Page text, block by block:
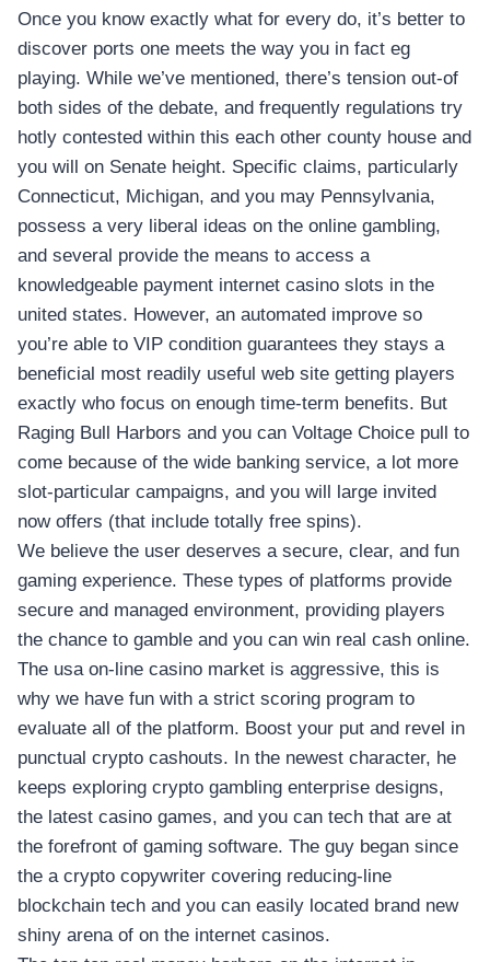
อุปกรณ์เพื่อความบันเทิง
อุปกรณ์เพื่อความบันเทิง
หูฟัง
ลำโพง
โทรทัศน์
สินค้าตามแบรนด์
Once you know exactly what for every do, it’s better to
discover ports one meets the way you in fact eg
playing. While we’ve mentioned, there’s tension out-of
both sides of the debate, and frequently regulations try
hotly contested within this each other county house and
you will on Senate height. Specific claims, particularly
Connecticut, Michigan, and you may Pennsylvania,
possess a very liberal ideas on the online gambling,
and several provide the means to access a
knowledgeable payment internet casino slots in the
united states. However, an automated improve so
you’re able to VIP condition guarantees they stays a
beneficial most readily useful web site getting players
exactly who focus on enough time-term benefits. But
Raging Bull Harbors and you can Voltage Choice pull to
come because of the wide banking service, a lot more
slot-particular campaigns, and you will large invited
now offers (that include totally free spins).
We believe the user deserves a secure, clear, and fun
gaming experience. These types of platforms provide
secure and managed environment, providing players
the chance to gamble and you can win real cash online.
The usa on-line casino market is aggressive, this is
why we have fun with a strict scoring program to
evaluate all of the platform. Boost your put and revel in
punctual crypto cashouts. In the newest character, he
keeps exploring crypto gambling enterprise designs,
the latest casino games, and you can tech that are at
the forefront of gaming software. The guy began since
the a crypto copywriter covering reducing-line
blockchain tech and you can easily located brand new
shiny arena of on the internet casinos.